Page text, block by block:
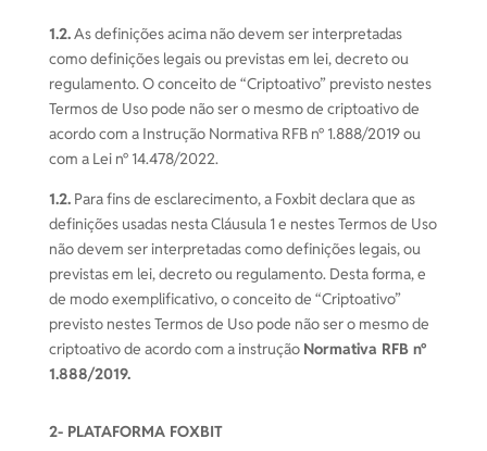
1.2.As definições acima não devem ser interpretadas
como definições legais ou previstas em lei, decreto ou
regulamento. O conceito de “Criptoativo” previsto nestes
Termos de Uso pode não ser o mesmo de criptoativo de
acordo com a Instrução Normativa RFB nº 1.888/2019 ou
com a Lei nº 14.478/2022.
1.2.Para fins de esclarecimento, a Foxbit declara que as
definições usadas nesta Cláusula 1 e nestes Termos de Uso
não devem ser interpretadas como definições legais, ou
previstas em lei, decreto ou regulamento. Desta forma, e
de modo exemplificativo, o conceito de “Criptoativo”
previsto nestes Termos de Uso pode não ser o mesmo de
criptoativo de acordo com a instrução Normativa RFB nº
1.888/2019.
2- PLATAFORMA FOXBIT